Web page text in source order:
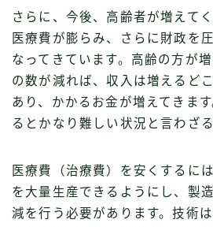
さらに、今後、高齢者が増えて
医療費が膨らみ、さらに財政を
なってきています。高齢の方が
の数が減れば、収入は増えるど
あり、かかるお金が増えてきま
るとかなり難しい状況と言わざ
医療費（治療費）を安くするに
を大量生産できるようにし、製
減を行う必要があります。技術